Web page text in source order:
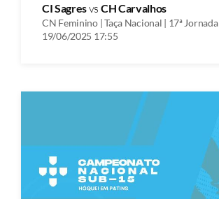
CI Sagresvs CH Carvalhos
CN Feminino | Taça Nacional | 17ª Jornada
19/06/2025 17:55